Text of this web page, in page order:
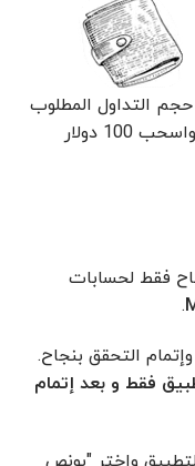
التداول المطلوب
واسحب 100 دولار
.
وإتمام التحقق بنجاح.
فقط و بعد إتمام